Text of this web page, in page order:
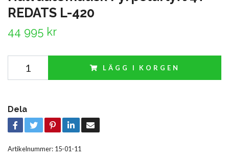
REDATS L-420
44 995 kr
LÄGG I KORGEN
Dela
Artikelnummer: 15-01-11